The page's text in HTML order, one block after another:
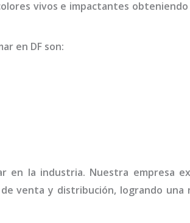
vivos e impactantes
en DF son:
en la industria. Nuestra empresa
venta y distribución, logrando una